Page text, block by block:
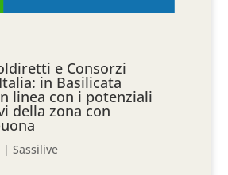
e Consorzi
in Basilicata
linea con i potenziali
della zona con
|Sassilive